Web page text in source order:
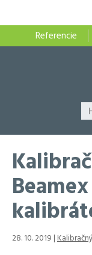
Referencie
28. 10. 2019 |